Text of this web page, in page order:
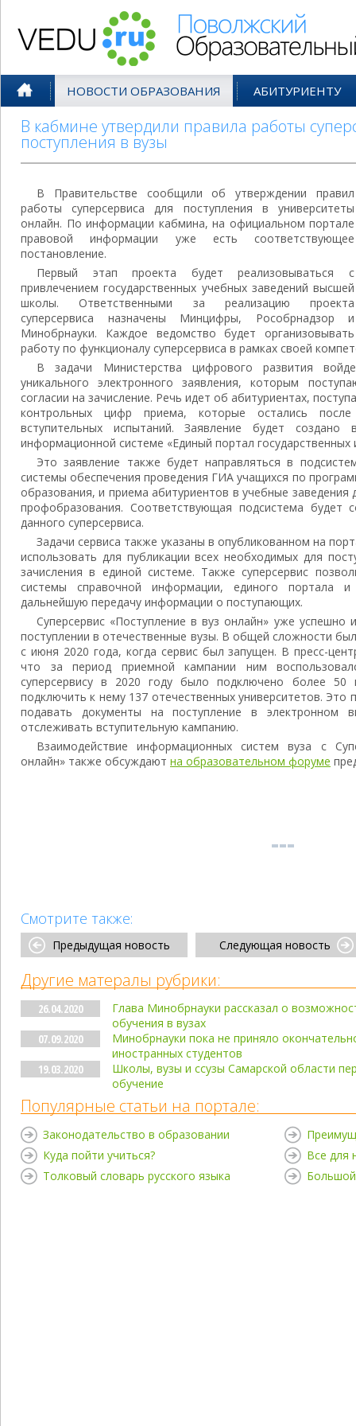
НОВОСТИ ОБРАЗОВАНИЯ АБИТУРИЕНТУ
В кабмине утвердили правила работы
поступления в вузы
В Правительстве сообщили об утверждении правил
работы суперсервиса для поступления в университеты
онлайн. По информации кабмина, на официальном портале
правовой информации уже есть соответствующее
постановление.
Первый этап проекта будет реализовываться с
привлечением государственных учебных заведений высшей
школы. Ответственными за реализацию проекта
суперсервиса назначены Минцифры, Рособрнадзор и
Минобрнауки. Каждое ведомство будет организовывать
работу по функционалу суперсервиса в рамках своей
В задачи Министерства цифрового развития
уникального электронного заявления, которым
согласии на зачисление. Речь идет об абитуриентах,
контрольных цифр приема, которые остались после
вступительных испытаний. Заявление будет создано
информационной системе «Единый портал государственных
Это заявление также будет направляться в
системы обеспечения проведения ГИА учащихся по
образования, и приема абитуриентов в учебные заведения
профобразования. Соответствующая подсистема будет
данного суперсервиса.
Задачи сервиса также указаны в опубликованном на
использовать для публикации всех необходимых для
зачисления в единой системе. Также суперсервис
системы справочной информации, единого портала
дальнейшую передачу информации о поступающих.
Суперсервис «Поступление в вуз онлайн» уже успешно
поступлении в отечественные вузы. В общей сложности
с июня 2020 года, когда сервис был запущен. В пресс-
что за период приемной кампании ним
суперсервису в 2020 году было подключено более 50
подключить к нему 137 отечественных университетов. Это
подавать документы на поступление в
отслеживать вступительную кампанию.
Взаимодействие информационных систем вуза с
онлайн» также обсуждают на образовательном форуме
Смотрите также:
Предыдущая новость Следующая новость
Другие матералы рубрики:
26.04.2020
Глава Минобрнауки рассказал о
обучения в вузах
07.09.2020
Минобрнауки пока не приняло
иностранных студентов
19.03.2020
Школы, вузы и ссузы Самарской области
обучение
Популярные статьи на портале:
Законодательство в образовании
Куда пойти учиться?
Толковый словарь русского языка
Все для
Большой